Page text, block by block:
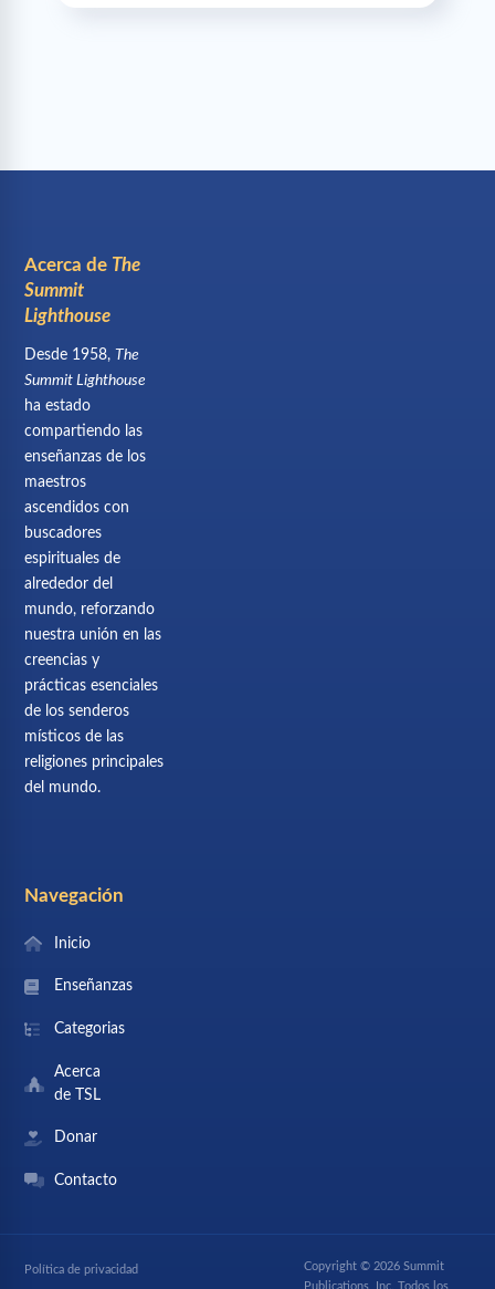
Acerca de The
Summit
Lighthouse
Desde 1958, The
Summit Lighthouse
ha estado
compartiendo las
enseñanzas de los
maestros
ascendidos con
buscadores
espirituales de
alrededor del
mundo, reforzando
nuestra unión en las
creencias y
prácticas esenciales
de los senderos
místicos de las
religiones principales
del mundo.
Navegación
Inicio
Enseñanzas
Categorias
Acerca
de TSL
Donar
Contacto
Política de privacidad
Copyright © 2026 Summit
Publications, Inc. Todos los